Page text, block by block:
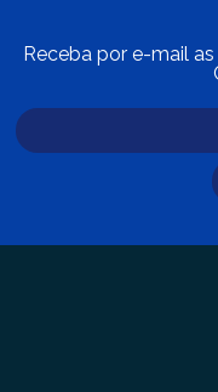
Receba por e-mail